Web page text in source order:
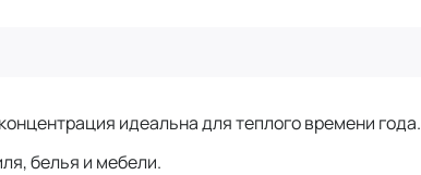
идеальна для теплого времени года.
белья и мебели.